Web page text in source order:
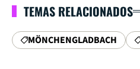
TEMAS RELACIONADOS
MÖNCHENGLADBACH